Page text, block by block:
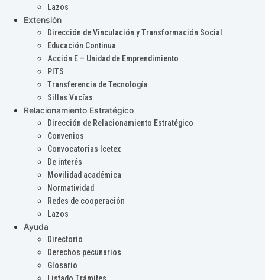
Lazos
Extensión
Dirección de Vinculación y Transformación Social
Educación Continua
Acción E – Unidad de Emprendimiento
PITS
Transferencia de Tecnología
Sillas Vacías
Relacionamiento Estratégico
Dirección de Relacionamiento Estratégico
Convenios
Convocatorias Icetex
De interés
Movilidad académica
Normatividad
Redes de cooperación
Lazos
Ayuda
Directorio
Derechos pecunarios
Glosario